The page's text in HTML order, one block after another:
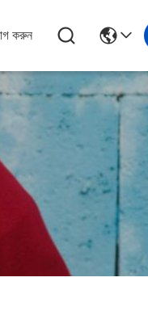
করুন